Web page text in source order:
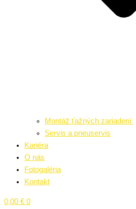
Montáž ťažných zariadení
Servis a pneuservis
Kariéra
O nás
Fotogaléria
Kontakt
0,00 € 0